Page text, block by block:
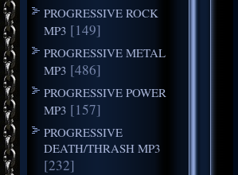
PROGRESSIVE ROCK
MP3 [149]
PROGRESSIVE METAL
MP3 [486]
PROGRESSIVE POWER
MP3 [157]
PROGRESSIVE
DEATH/THRASH MP3
[232]